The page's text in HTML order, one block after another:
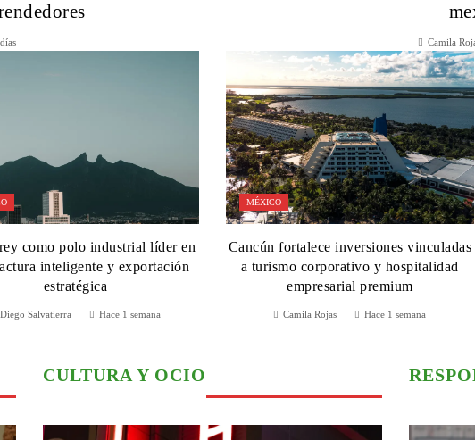
Camila
como polo industrial líder en
inteligente y exportación
estratégica
Diego Salvatierra Hace 1 semana
MÉXICO
Cancún fortalece inversiones vinculadas
a turismo corporativo y hospitalidad
empresarial premium
Camila Rojas Hace 1 semana
CULTURA Y OCIO